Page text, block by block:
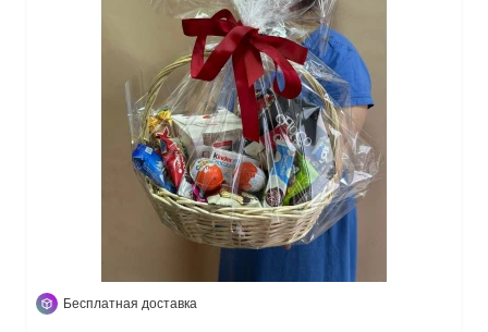
Бесплатная доставка